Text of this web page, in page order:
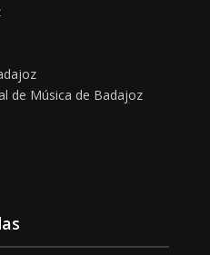
de Música de Badajoz